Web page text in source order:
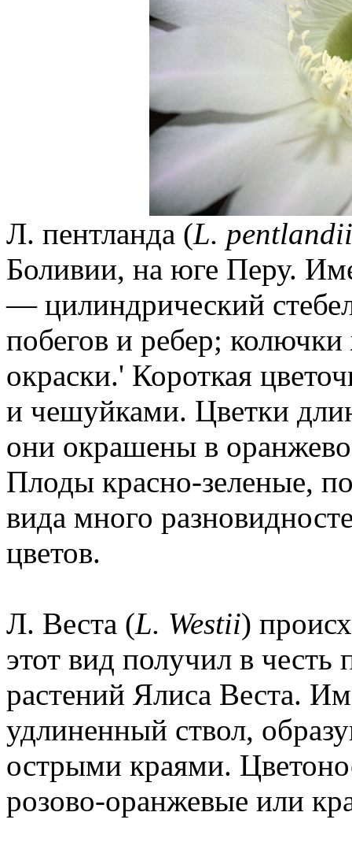
Л. пентланда (L. pentlandii
Боливии, на юге Перу.
— цилиндрический
побегов и ребер;
окраски.' Короткая
и чешуйками. Цветки
они окрашены в
Плоды красно-зеленые,
вида много
цветов.
Л. Веста (L. Westii)
этот вид получил в честь
растений Ялиса Веста.
удлиненный ствол,
острыми краями.
розово-оранжевые или